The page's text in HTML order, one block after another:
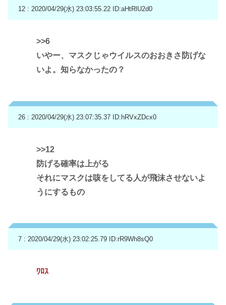
12 : 2020/04/29(水) 23:03:55.22 ID:aHtRlU2d0
>>6
いやー、マスクじゃウイルスのおおきさ防げな
いよ。知らなかったの？
26 : 2020/04/29(水) 23:07:35.37 ID:hRVxZDcx0
>>12
防げる確率は上がる
それにマスクは咳をしてる人が飛沫させないよ
うにするもの
7 : 2020/04/29(水) 23:02:25.79 ID:rR9Wh8sQ0
ﾜﾛｽ